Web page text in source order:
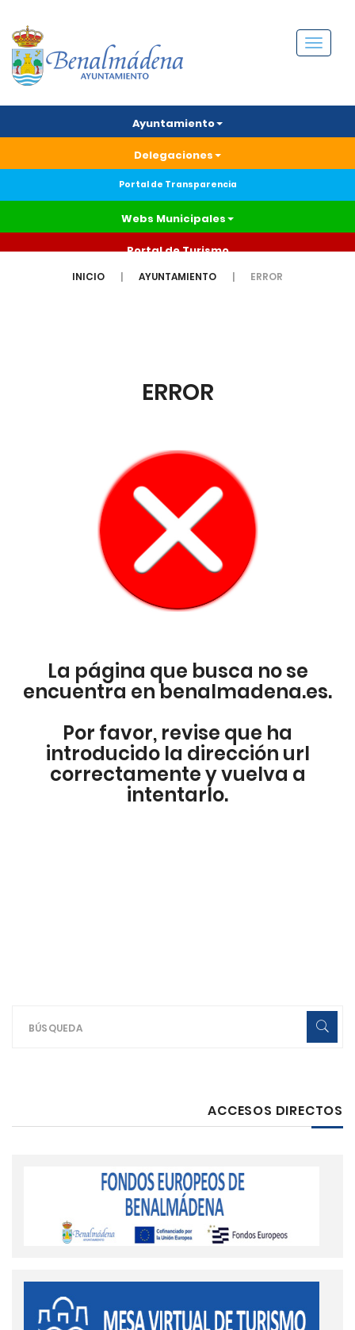
Menú
Ayuntamiento
Delegaciones
Portal de Transparencia
Webs Municipales
Portal de Turismo
INICIO AYUNTAMIENTO ERROR
ERROR
La página que busca no se
encuentra en benalmadena.es.
Por favor, revise que ha
introducido la dirección url
correctamente y vuelva a
intentarlo.
ACCESOS DIRECTOS